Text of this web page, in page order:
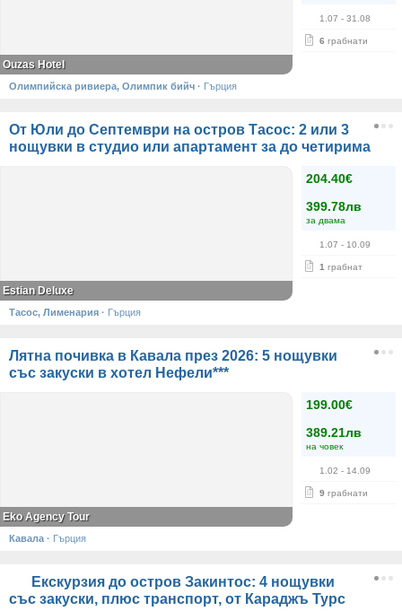
1.07 - 31.08
6 грабнати
Ouzas Hotel
Олимпийска ривиера, Олимпик бийч · Гърция
От Юли до Септември на остров Тасос: 2 или 3
нощувки в студио или апартамент за до четирима
204.40€
399.78лв
за двама
1.07 - 10.09
1 грабнат
Estian Deluxe
Тасос, Лименария · Гърция
Лятна почивка в Кавала през 2026: 5 нощувки
със закуски в хотел Нефели***
199.00€
389.21лв
на човек
1.02 - 14.09
9 грабнати
Eko Agency Tour
Кавала · Гърция
Екскурзия до остров Закинтос: 4 нощувки
със закуски, плюс транспорт, от Караджъ Турс